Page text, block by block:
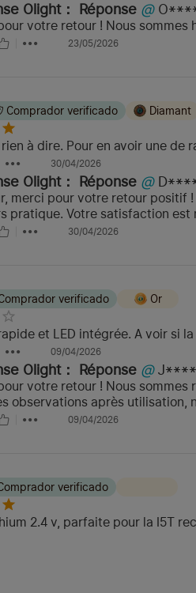
Olight： Réponse @
votre retour ! Nous
23/05/2026
Comprador verificado Diamant
à dire. Pour en avoir une de
30/04/2026
Olight： Réponse @
merci pour votre retour positif
pratique. Votre satisfaction est
30/04/2026
verificado Or
et LED intégrée. A voir si
09/04/2026
Olight： Réponse @ J****
votre retour ! Nous
observations après utilisation,
09/04/2026
verificado
2.4 v, parfaite pour la I5T